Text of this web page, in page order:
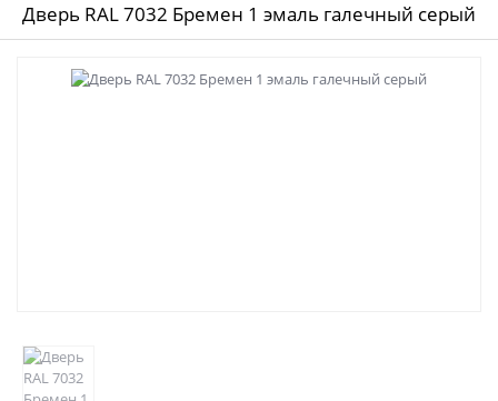
Дверь RAL 7032 Бремен 1 эмаль галечный серый